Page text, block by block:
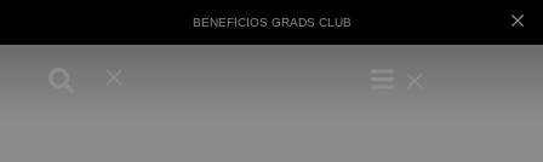
BENEFICIOS GRADS CLUB